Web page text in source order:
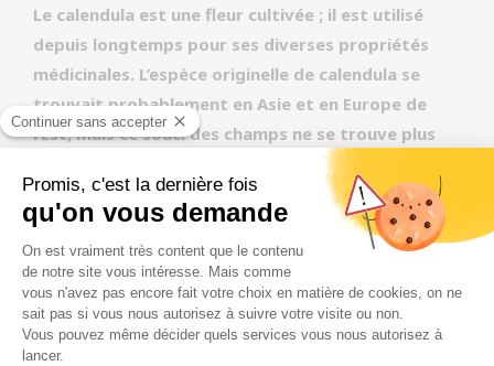
Le calendula est une fleur cultivée ; il est utilisé
depuis longtemps pour ses diverses propriétés
médicinales. L’espèce originelle de calendula se
trouvait probablement en Asie et en Europe de
l’Est, mais ce souci des champs ne se trouve plus
guère à l’état sauvage. Le souci est également une
plante comestible pour l’homme et riche en
nutriments.
Il existe de nombreuses informations sur les effets
positifs du souci. Nous pouvons ajouter du
calendula aux aliments pour chiens, car il peut
contribuer à prévenir les problèmes de peau, de